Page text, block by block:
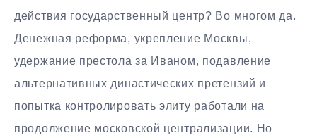
действия государственный центр? Во многом да.
Денежная реформа, укрепление Москвы,
удержание престола за Иваном, подавление
альтернативных династических претензий и
попытка контролировать элиту работали на
продолжение московской централизации. Но